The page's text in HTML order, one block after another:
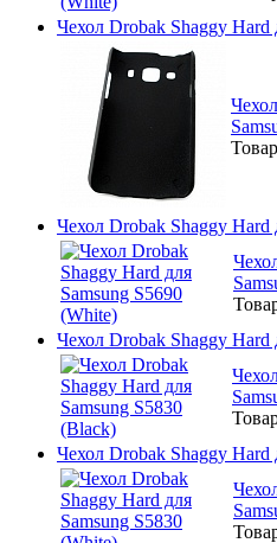
Чехол Drobak Shaggy Hard
Чехол Drobak Shaggy Hard
Чехол Drobak Shaggy Hard
Чехол Drobak Shaggy Hard